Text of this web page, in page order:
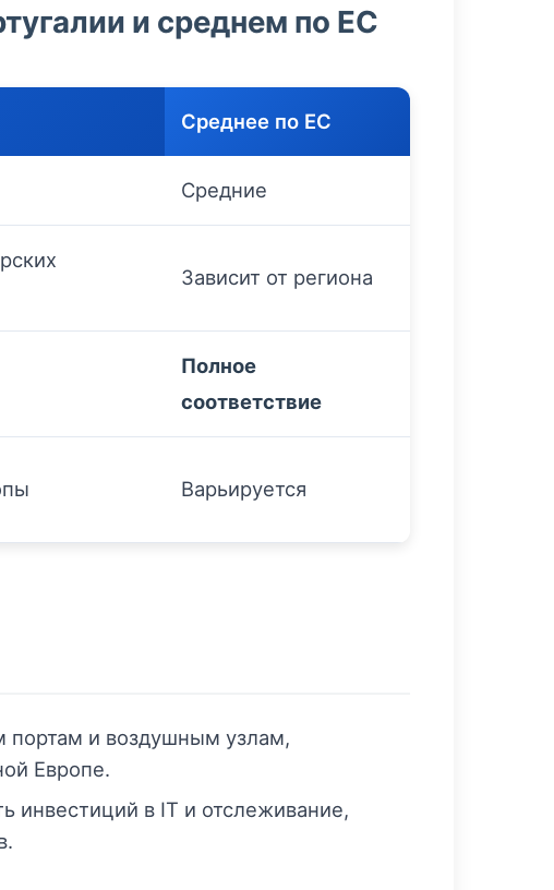
и среднем по ЕС
Среднее по ЕС
Средние
Зависит от региона
Полное
соответствие
Варьируется
портам и воздушным узлам,
Европе.
инвестиций в IT и отслеживание,